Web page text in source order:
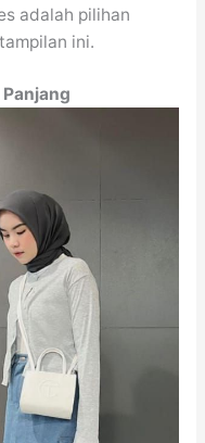
adalah pilihan
ini.